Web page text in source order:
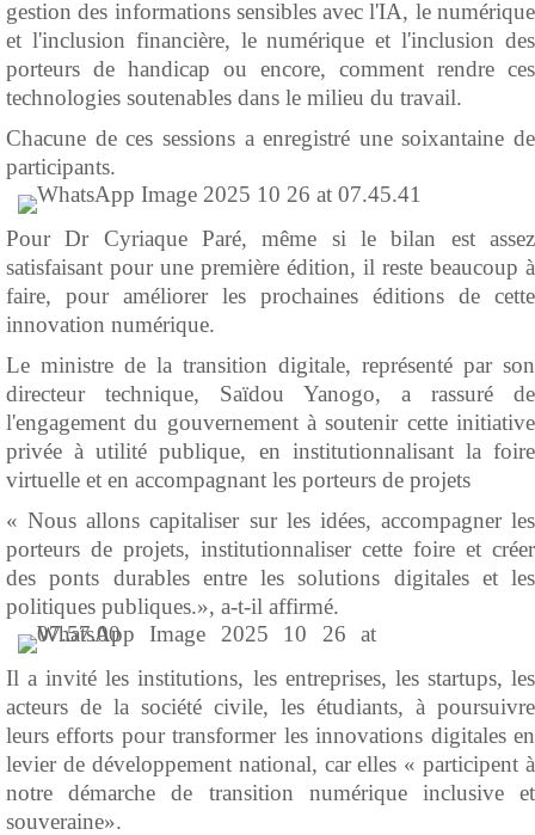
gestion des informations sensibles avec l'IA, le numérique
et l'inclusion financière, le numérique et l'inclusion des
porteurs de handicap ou encore, comment rendre ces
technologies soutenables dans le milieu du travail.
Chacune de ces sessions a enregistré une soixantaine de
participants.
Pour Dr Cyriaque Paré, même si le bilan est assez
satisfaisant pour une première édition, il reste beaucoup à
faire, pour améliorer les prochaines éditions de cette
innovation numérique.
Le ministre de la transition digitale, représenté par son
directeur technique, Saïdou Yanogo, a rassuré de
l'engagement du gouvernement à soutenir cette initiative
privée à utilité publique, en institutionnalisant la foire
virtuelle et en accompagnant les porteurs de projets
« Nous allons capitaliser sur les idées, accompagner les
porteurs de projets, institutionnaliser cette foire et créer
des ponts durables entre les solutions digitales et les
politiques publiques.», a-t-il affirmé.
Il a invité les institutions, les entreprises, les startups, les
acteurs de la société civile, les étudiants, à poursuivre
leurs efforts pour transformer les innovations digitales en
levier de développement national, car elles « participent à
notre démarche de transition numérique inclusive et
souveraine».